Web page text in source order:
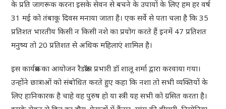
के प्रति जागरूक करना इसके सेवन से बचने के उपायों के लिए हम हर वर्ष
31 मई को तंबाकू दिवस मनाया जाता है। एक सर्वे से पता चला है कि 35
प्रतिशत भारतीय किसी न किसी नशे का प्रयोग करते हैं इनमें 47 प्रतिशत
मनुष्य तो 20 प्रतिशत से अधिक महिलाएं शामिल है।
इस कार्यक्रम का आयोजन रैडक्रॉस प्रभारी डॉ शालू शर्मा द्वारा करवाया गया।
उन्होंने छात्राओं को संबोधित करते हुए कहा कि नशा तो सभी व्यक्तियों के
लिए हानिकारक है चाहे वह पुरुष हो या स्त्री यह सभी को ग्रसित करता है।